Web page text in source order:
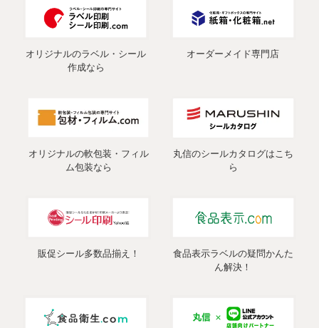
オリジナルのラベル・シール
作成なら
オーダーメイド専門店
オリジナルの軟包装・フィル
ム包装なら
丸信のシールカタログはこち
ら
販促シール多数品揃え！
食品表示ラベルの疑問かんた
ん解決！